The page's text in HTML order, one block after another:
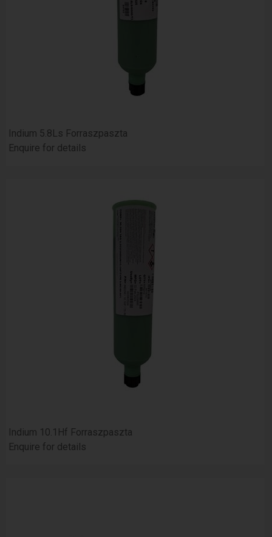
Indium 5.8Ls Forraszpaszta
Enquire for details
Indium 10.1Hf Forraszpaszta
Enquire for details